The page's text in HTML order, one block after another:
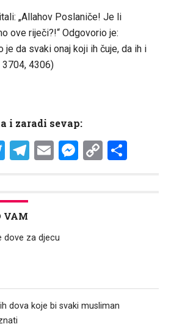
„Allahov Poslaniče! Je li
ove riječi?!“ Odgovorio je:
je da svaki onaj koji ih čuje, da ih i
3704, 4306)
i zaradi sevap:
Twitter
Telegram
EmailCopy
VAM
dove za djecu
dova koje bi svaki musliman